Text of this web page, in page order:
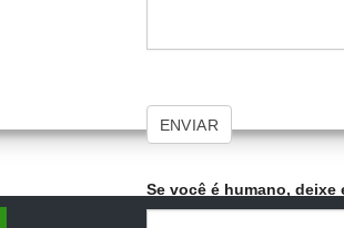
ENVIAR
Se você é humano, deixe